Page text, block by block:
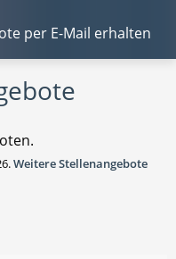
per E-Mail erhalten
Weitere Stellenangebote